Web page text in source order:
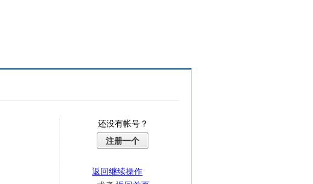
还没有帐号？
注册一个
返回继续操作